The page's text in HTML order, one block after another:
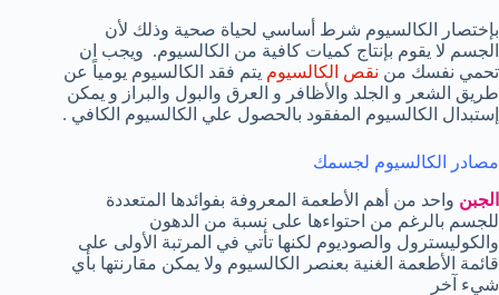
بإختصار الكالسيوم شرط أساسي لحياة صحية وذلك لأن
الجسم لا يقوم بإنتاج كميات كافية من الكالسيوم. ويجب ان
تحمي نفسك من نقص الكالسيوم يتم فقد الكالسيوم يومياً عن
طريق الشعر و الجلد والأظافر و العرق والبول والبراز و يمكن
إستبدال الكالسيوم المفقود بالحصول علي الكالسيوم الكافي .
مصادر الكالسيوم لجسمك
الجبن واحد من أهم الأطعمة المعروفة بفوائدها المتعددة
للجسم بالرغم من احتواءها على نسبة من الدهون
والكوليسترول والصوديوم لكنها تأتي في المرتبة الأولى على
قائمة الأطعمة الغنية بعنصر الكالسيوم ولا يمكن مقارنتها بأي
شيء آخر